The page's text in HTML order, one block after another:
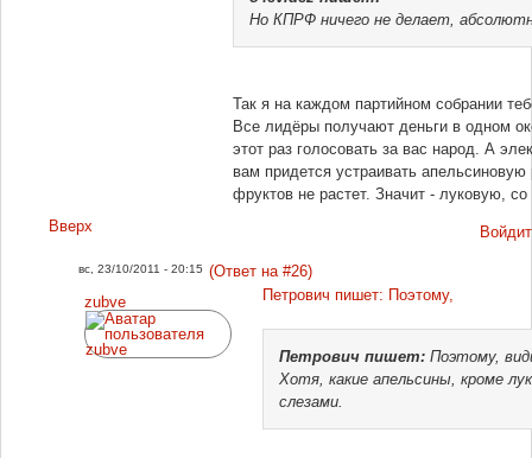
Но КПРФ ничего не делает,
Так я на каждом партийном
Все лидёры получают деньги в одном
этот раз голосовать за вас народ. А
вам придется устраивать
фруктов не растет. Значит - луковую,
Вверх
вс, 23/10/2011 - 20:15 (Ответ на #26)
zubve
Петрович пишет: Поэтому,
Петрович пишет: Поэтому,
Хотя, какие апельсины, кроме
слезами.